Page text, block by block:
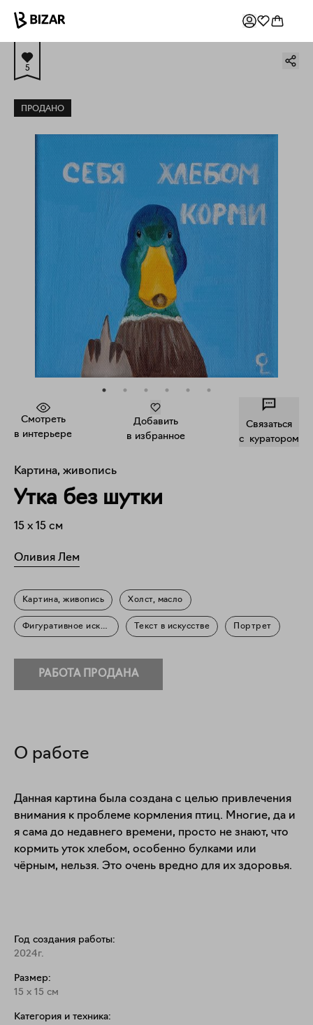
5
ПРОДАНО
Смотреть
в интерьере
Добавить
в избранное
Связаться
c куратором
Картина, живопись
Утка без шутки
15 x 15 см
Оливия Лем
Картина, живопись Холст, масло
Фигуративное искусство Текст в искусстве Портрет
РАБОТА ПРОДАНА
О работе
Данная картина была создана с целью привлечения
внимания к проблеме кормления птиц. Многие, да и
я сама до недавнего времени, просто не знают, что
кормить уток хлебом, особенно булками или
чёрным, нельзя. Это очень вредно для их здоровья.
Год создания работы:
2024г.
Размер:
15 x 15 см
Категория и техника: